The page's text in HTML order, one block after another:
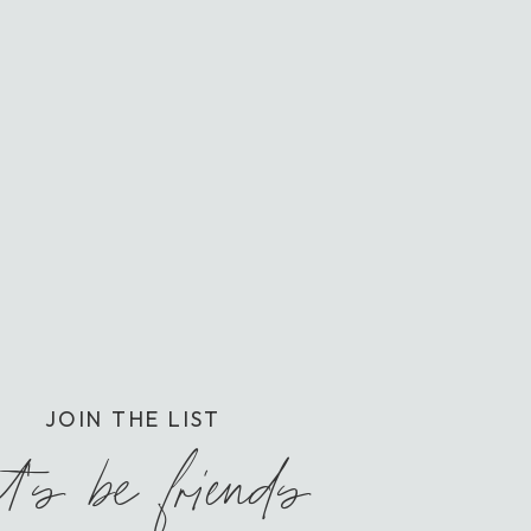
JOIN THE LIST
be friends